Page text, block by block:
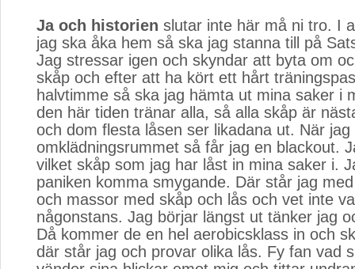
Ja och historien slutar inte här må ni tro. I
jag ska åka hem så ska jag stanna till på
Jag stressar igen och skyndar att byta om
skåp och efter att ha kört ett hårt
halvtimme så ska jag hämta ut mina saker i
den här tiden tränar alla, så alla skåp är
och dom flesta låsen ser likadana ut. När
omklädningsrummet så får jag en blackout.
vilket skåp som jag har låst in mina saker i.
paniken komma smygande. Där står jag
och massor med skåp och lås och vet inte
någonstans. Jag börjar längst ut tänker jag
Då kommer de en hel aerobicsklass in och
där står jag och provar olika lås. Fy fan vad